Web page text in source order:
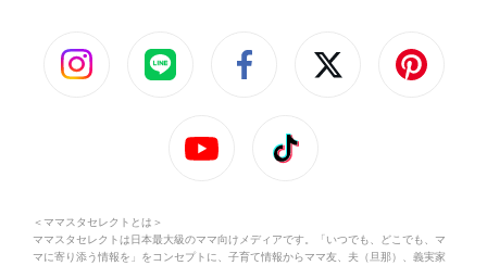
＜ママスタセレクトとは＞
ママスタセレクトは日本最大級のママ向けメディアです。「いつでも、どこでも、マ
マに寄り添う情報を」をコンセプトに、子育て情報からママ友、夫（旦那）、義実家